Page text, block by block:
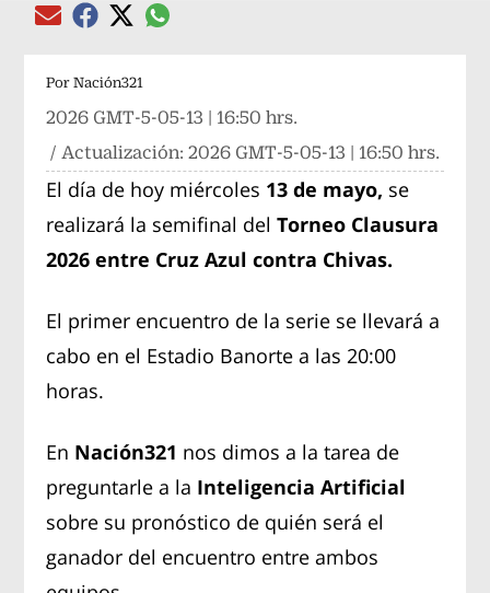
Compartir el artículo actual mediante Email
Compartir el artículo actual mediante Facebook
Compartir el artículo actual mediante Twitter
Compartir el artículo actual mediante
Por Nación321
2026 GMT-5-05-13 | 16:50 hrs.
/ Actualización:2026 GMT-5-05-13 | 16:50 hrs.
El día de hoy miércoles 13 de mayo, se
realizará la semifinal del Torneo Clausura
2026 entre Cruz Azul contra Chivas.
El primer encuentro de la serie se llevará a
cabo en el Estadio Banorte a las 20:00
horas.
En Nación321 nos dimos a la tarea de
preguntarle a la Inteligencia Artificial
sobre su pronóstico de quién será el
ganador del encuentro entre ambos